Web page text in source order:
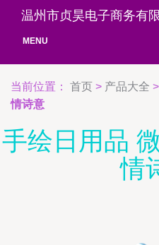
温州市贞昊电子商务有
MENU
当前位置： 首页 > 产品大全 >
情诗意
手绘日用品
情